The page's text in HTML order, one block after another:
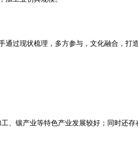
过现状梳理，多方参与，文化融合，打
、镶产业等特色产业发展较好；同时还存